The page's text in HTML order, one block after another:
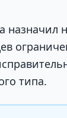
назначил
типа.